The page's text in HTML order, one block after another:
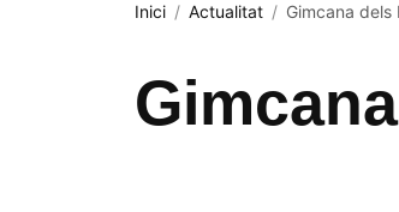
Inici / Actualitat / Gimcana dels